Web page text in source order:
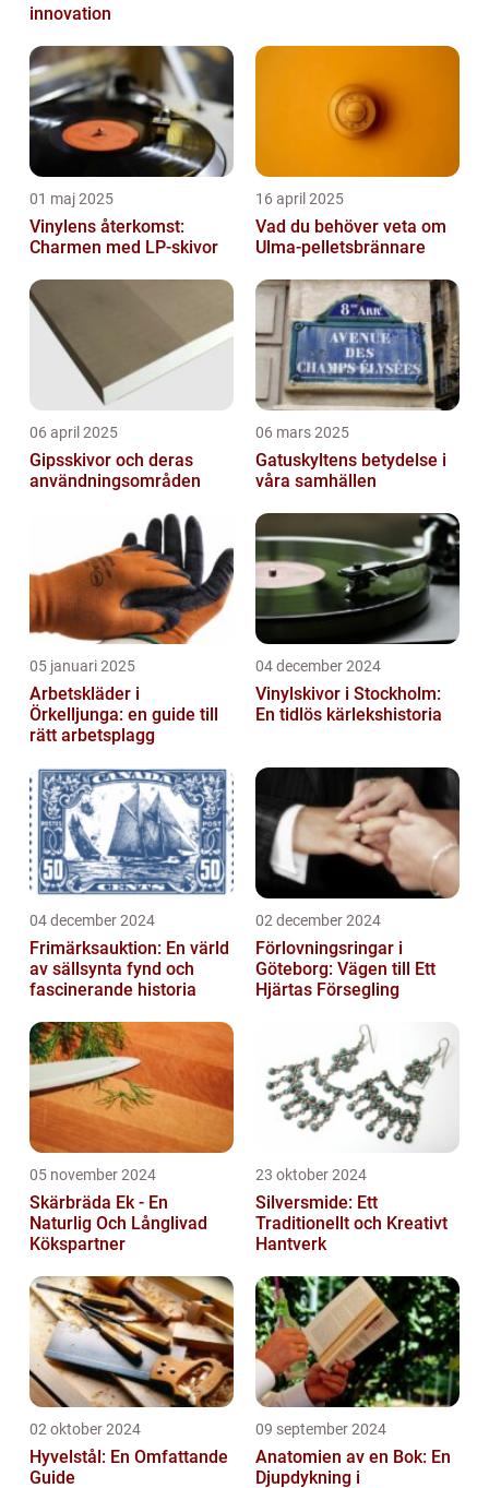
innovation
01 maj 2025
Vinylens återkomst:
Charmen med LP-skivor
16 april 2025
Vad du behöver veta om
Ulma-pelletsbrännare
06 april 2025
Gipsskivor och deras
användningsområden
06 mars 2025
Gatuskyltens betydelse i
våra samhällen
05 januari 2025
Arbetskläder i
Örkelljunga: en guide till
rätt arbetsplagg
04 december 2024
Vinylskivor i Stockholm:
En tidlös kärlekshistoria
04 december 2024
Frimärksauktion: En värld
av sällsynta fynd och
fascinerande historia
02 december 2024
Förlovningsringar i
Göteborg: Vägen till Ett
Hjärtas Försegling
05 november 2024
Skärbräda Ek - En
Naturlig Och Långlivad
Kökspartner
23 oktober 2024
Silversmide: Ett
Traditionellt och Kreativt
Hantverk
02 oktober 2024
Hyvelstål: En Omfattande
Guide
09 september 2024
Anatomien av en Bok: En
Djupdykning i